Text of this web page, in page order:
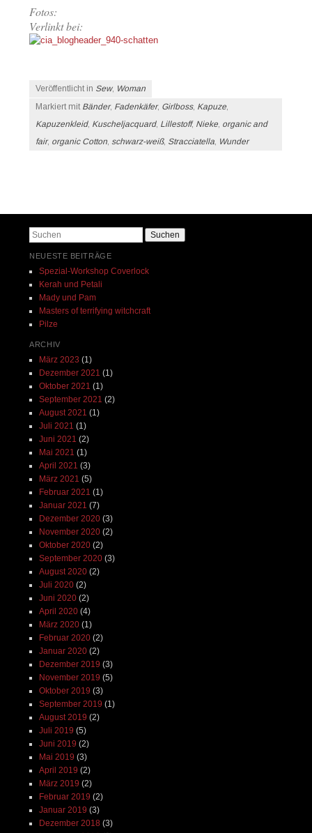
Fotos:
Verlinkt bei:
Veröffentlicht in Sew, Woman
Markiert mit Bänder, Fadenkäfer, Girlboss, Kapuze,
Kapuzenkleid, Kuscheljacquard, Lillestoff, Nieke, organic and
fair, organic Cotton, schwarz-weiß, Stracciatella, Wunder
Suchen
NEUESTE BEITRÄGE
Spezial-Workshop Coverlock
Kerah und Petali
Mady und Pam
Masters of terrifying witchcraft
Pilze
ARCHIV
März 2023 (1)
Dezember 2021 (1)
Oktober 2021 (1)
September 2021 (2)
August 2021 (1)
Juli 2021 (1)
Juni 2021 (2)
Mai 2021 (1)
April 2021 (3)
März 2021 (5)
Februar 2021 (1)
Januar 2021 (7)
Dezember 2020(3)
November 2020(2)
Oktober 2020(2)
September 2020(3)
August 2020(2)
Juli 2020(2)
Juni 2020(2)
April 2020(4)
März 2020(1)
Februar 2020(2)
Januar 2020(2)
Dezember 2019 (3)
November 2019 (5)
Oktober 2019 (3)
September 2019 (1)
August 2019 (2)
Juli 2019 (5)
Juni 2019 (2)
Mai 2019 (3)
April 2019 (2)
März 2019 (2)
Februar 2019 (2)
Januar 2019 (3)
Dezember 2018 (3)